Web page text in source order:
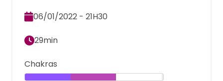
Chakras
06/01/2022 - 21H30
29min